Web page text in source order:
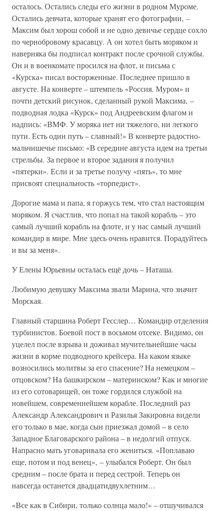
осталось. Остались следы его жизни в родном Муроме.
Остались девчата, которые хранят его фотографии, –
Максим был хорош собой и не одно девичье сердце сохло
по чернобровому красавцу. А он хотел быть моряком и
наверняка бы подписал контракт после срочной службы.
Он и в военкомате просился на флот, и письма с
«Курска» писал восторженные. Последнее пришло в
августе. На конверте – штемпель «Россия. Муром» и
почти детский рисунок, сделанный рукой Максима, –
подводная лодка «Курск» под Андреевским флагом и
надпись: «ВМФ. У моряка нет ни тяжелого, ни легкого
пути. Есть один путь – славный!» В конверте радостно-
мальчишечье письмо: «В середине августа идем на третьи
стрельбы. За первое и второе задания я получил
«пятерки». Если и за третье получу «пять», то мне
присвоят специальность «торпедист».
Дорогие мама и папа, я горжусь тем, что стал настоящим
моряком. Я счастлив, что попал на такой корабль – это
самый лучший корабль на флоте, и у нас самый лучший
командир в мире. Мне здесь очень нравится. Порадуйтесь
и вы за меня».
У Елены Юрьевны осталась ещё дочь – Наташа.
Любимую девушку Максима звали Марина, что значит
Морская.
Главный старшина Роберт Гесслер… Командир отделения
турбинистов. Боевой пост в восьмом отсеке. Видимо, он
уцелел после взрыва и доживал мучительнейшие часы
жизни в корме подводного крейсера. На каком языке
возносились молитвы за его спасение? На немецком –
отцовском? На башкирском – материнском? Как и многие
из его сотоварищей, он тоже гордился службой на
новейшем, современнейшем корабле. Последний раз
Александр Александрович и Разилья Закировна видели
его только в мае, когда сын приезжал домой – в село
Западное Благоварского района – в недолгий отпуск.
Напрасно мать уговаривала его жениться. «Поплаваю
еще, потом и под венец», – улыбался Роберт. Он был
средним – после брата и перед сестрой. Теперь он
навсегда останется двадцатидвухлетним…
«Все как в Сибири, только солнца мало!» – отшучивался